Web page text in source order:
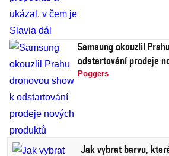
Samsung okouzlil
odstartování prodeje
Poggers
Jak vybrat barvu,